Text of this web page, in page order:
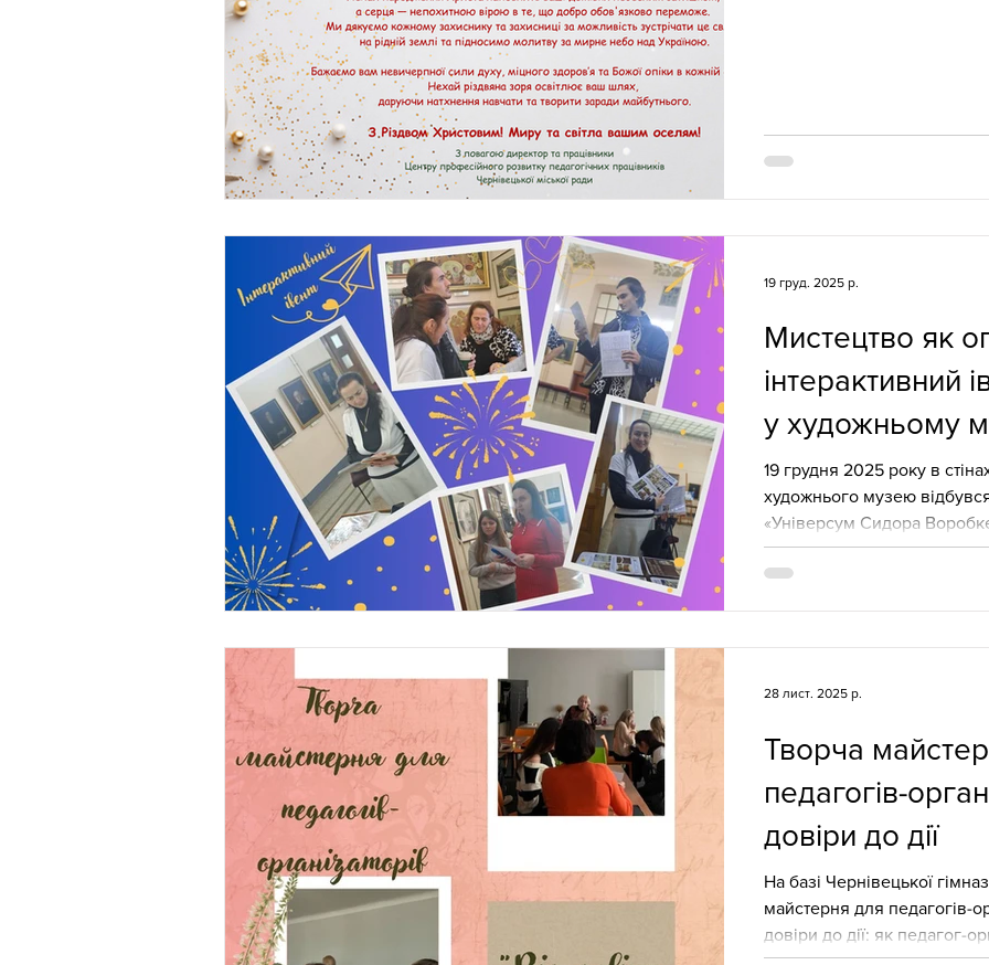
Мистецтво як
інтерактивний
у художньому
19 грудня 2025 року в стінах Чернівецького обласного
художнього музею
«Універсум Сидора
вектор інноваційного
мислення. Подія об’єднала
Відкрила зустріч Сільва
19 груд. 2025 р.
Творча
педагогів-
довіри до дії
На базі Чернівецької гімназії №9
майстерня для педагогів-
довіри до дії: як педагог-
самоврядування через
28 лист. 2025 р.